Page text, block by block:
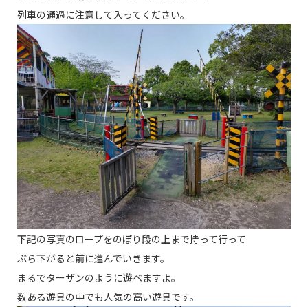
列車の通過に注意して入ってください。
下記の写真のロープをのぼり段の上まで持って行って
ぶら下がると前に進んでいきます。
まるでターザンのように遊べますよ。
数ある遊具の中でも人気の高い遊具です。